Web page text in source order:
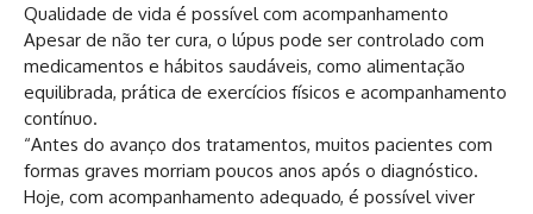
Qualidade de vida é possível com acompanhamento
Apesar de não ter cura, o lúpus pode ser controlado com
medicamentos e hábitos saudáveis, como alimentação
equilibrada, prática de exercícios físicos e acompanhamento
contínuo.
“Antes do avanço dos tratamentos, muitos pacientes com
formas graves morriam poucos anos após o diagnóstico.
Hoje, com acompanhamento adequado, é possível viver